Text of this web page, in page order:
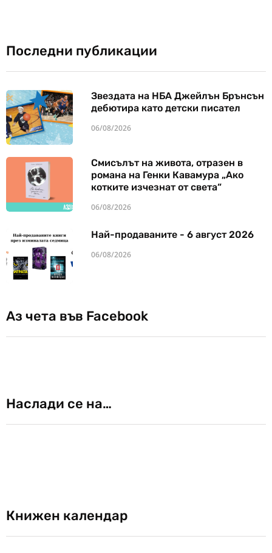
Последни публикации
Звездата на НБА Джейлън Брънсън
дебютира като детски писател
06/08/2026
Смисълът на живота, отразен в
романа на Генки Кавамура „Ако
котките изчезнат от света“
06/08/2026
Най-продаваните - 6 август 2026
06/08/2026
Аз чета във Facebook
Наслади се на…
Книжен календар